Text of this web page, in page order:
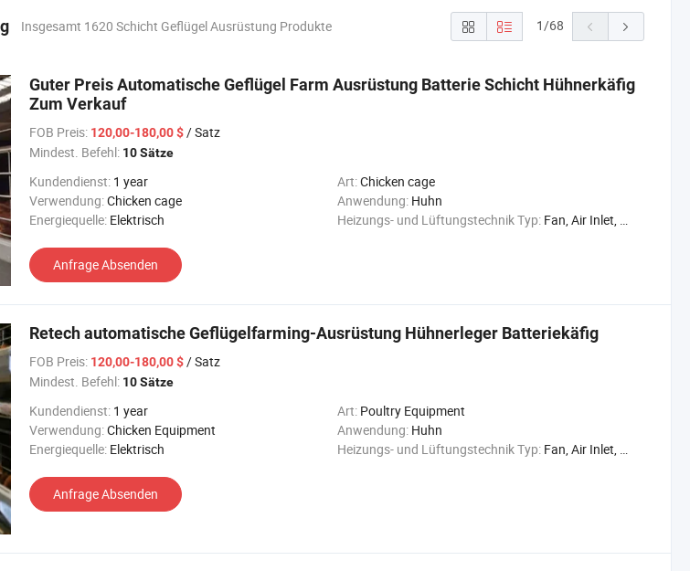
Insgesamt 1620 Schicht Geflügel Ausrüstung Produkte 1/68
Guter Preis Automatische Geflügel Farm Ausrüstung Batterie Schicht Hühnerkäfig
Zum Verkauf
FOB Preis: 120,00-180,00 $/ Satz
Mindest. Befehl: 10 Sätze
Kundendienst: 1 year Art:Chicken cage
Verwendung:Chicken cage Anwendung: Huhn
Energiequelle: Elektrisch Heizungs- und Lüftungstechnik Typ: Fan, Air Inlet, Cooling Pad
Anfrage Absenden
Retech automatische Geflügelfarming-Ausrüstung Hühnerleger Batteriekäfig
FOB Preis: 120,00-180,00 $/ Satz
Mindest. Befehl: 10 Sätze
Kundendienst: 1 year Art: Poultry Equipment
Verwendung:Chicken Equipment Anwendung: Huhn
Energiequelle: Elektrisch Heizungs- und Lüftungstechnik Typ: Fan, Air Inlet, Cooling Pad
Anfrage Absenden